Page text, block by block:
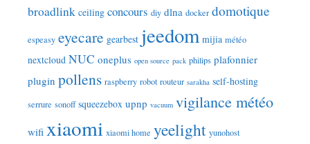
broadlink ceiling concours diy dlna docker domotique
espeasy eyecare gearbest jeedom mijia météo
nextcloud NUC oneplus open source pack philips plafonnier
plugin pollens raspberry robot routeur sarakha self-hosting
serrure sonoff squeezebox upnp vacuum vigilance météo
wifi xiaomi xiaomi home yeelight yunohost